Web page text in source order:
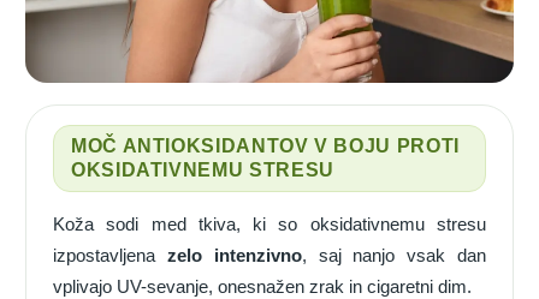
MOČ ANTIOKSIDANTOV V BOJU PROTI
OKSIDATIVNEMU STRESU
Koža sodi med tkiva, ki so oksidativnemu stresu
izpostavljena zelo intenzivno, saj nanjo vsak dan
vplivajo UV-sevanje, onesnažen zrak in cigaretni dim.